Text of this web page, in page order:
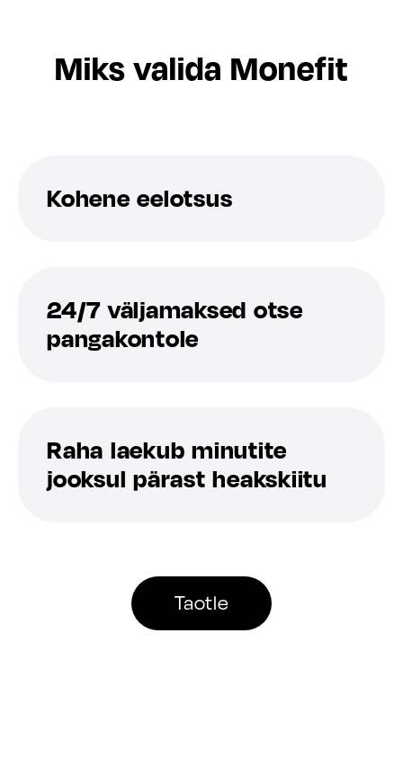
Miks valida Monefit
Kohene eelotsus
24/7 väljamaksed otse
pangakontole
Raha laekub minutite
jooksul pärast heakskiitu
Taotle